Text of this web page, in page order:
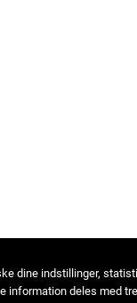
dine indstillinger,
information deles med